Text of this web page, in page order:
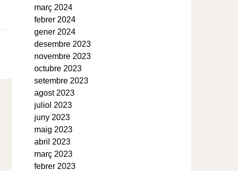
març 2024
febrer 2024
gener 2024
desembre 2023
novembre 2023
octubre 2023
setembre 2023
agost 2023
juliol 2023
juny 2023
maig 2023
abril 2023
març 2023
febrer 2023